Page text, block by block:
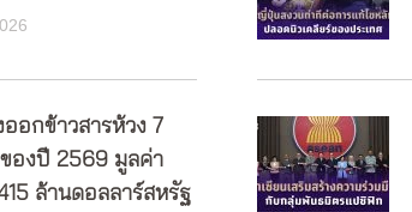
อกข้าวสารห้วง 7
องปี 2569 มูลค่า
ล้านดอลลาร์สหรัฐ